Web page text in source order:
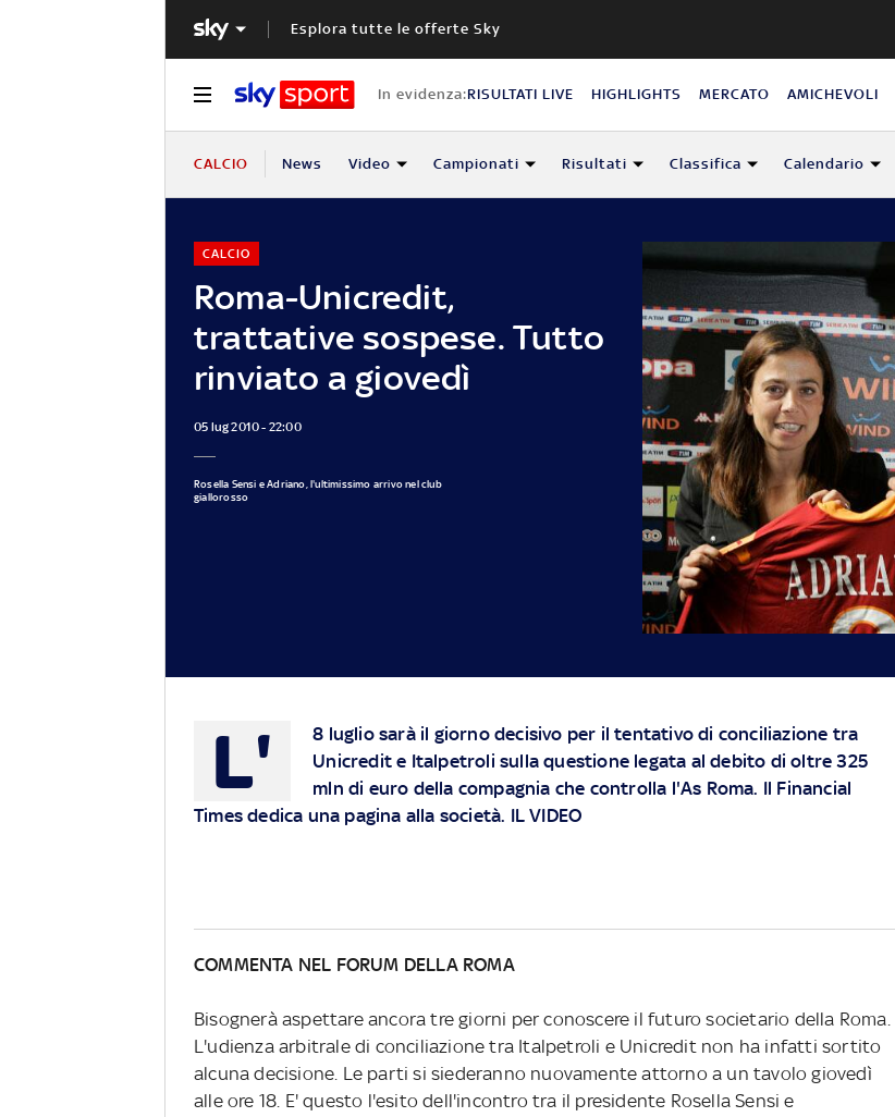
Esplora tutte le offerte Sky
In evidenza:RISULTATI LIVE HIGHLIGHTS MERCATO AMICHEVOLI
CALCIO News Video Campionati Risultati Classifica Calendario
Roma-Unicredit,
trattative sospese. Tutto
rinviato a giovedì
CALCIO
05 lug 2010 - 22:00
Rosella Sensi e Adriano, l'ultimissimo arrivo nel club
giallorosso
L'
8 luglio sarà il giorno decisivo per il tentativo di conciliazione tra
Unicredit e Italpetroli sulla questione legata al debito di oltre 325
mln di euro della compagnia che controlla l'As Roma. Il Financial
Times dedica una pagina alla società. IL VIDEO
COMMENTA NEL FORUM DELLA ROMA
Bisognerà aspettare ancora tre giorni per conoscere il futuro societario della Roma.
L'udienza arbitrale di conciliazione tra Italpetroli e Unicredit non ha infatti sortito
alcuna decisione. Le parti si siederanno nuovamente attorno a un tavolo giovedì
alle ore 18. E' questo l'esito dell'incontro tra il presidente Rosella Sensi e